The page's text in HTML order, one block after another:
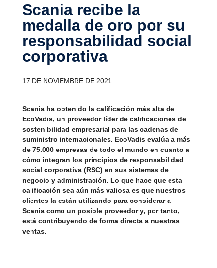
Scania recibe la
medalla de oro por su
respon­sa­bi­lidad social
corpo­ra­tiva
17 DE NOVIEMBRE DE 2021
Scania ha obtenido la calificación más alta de
EcoVadis, un proveedor líder de calificaciones de
sostenibilidad empresarial para las cadenas de
suministro internacionales. EcoVadis evalúa a más
de 75.000 empresas de todo el mundo en cuanto a
cómo integran los principios de responsabilidad
social corporativa (RSC) en sus sistemas de
negocio y administración. Lo que hace que esta
calificación sea aún más valiosa es que nuestros
clientes la están utilizando para considerar a
Scania como un posible proveedor y, por tanto,
está contribuyendo de forma directa a nuestras
ventas.